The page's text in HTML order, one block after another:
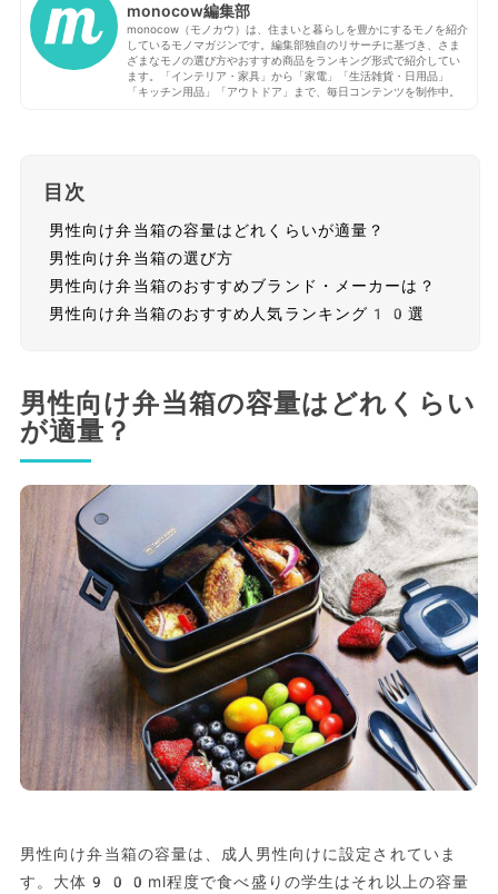
monocow編集部
monocow（モノカウ）は、住まいと暮らしを豊かにするモノを紹介
しているモノマガジンです。編集部独自のリサーチに基づき、さま
ざまなモノの選び方やおすすめ商品をランキング形式で紹介してい
ます。「インテリア・家具」から「家電」「生活雑貨・日用品」
「キッチン用品」「アウトドア」まで、毎日コンテンツを制作中。
目次
男性向け弁当箱の容量はどれくらいが適量？
男性向け弁当箱の選び方
男性向け弁当箱のおすすめブランド・メーカーは？
男性向け弁当箱のおすすめ人気ランキング10選
男性向け弁当箱の容量はどれくらい
が適量？
男性向け弁当箱の容量は、成人男性向けに設定されていま
す。大体900ml程度で食べ盛りの学生はそれ以上の容量